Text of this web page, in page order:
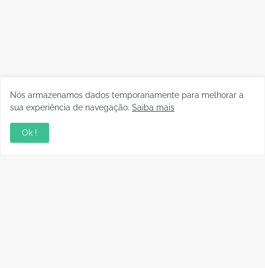
Nós armazenamos dados temporariamente para melhorar a
sua experiência de navegação. Saiba mais
Ok !